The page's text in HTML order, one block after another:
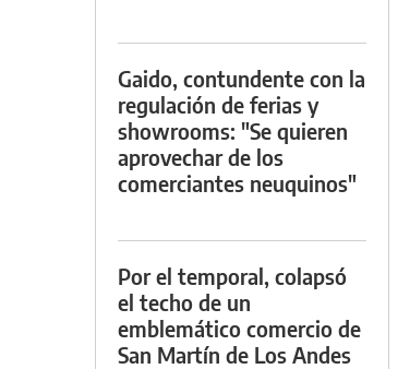
Gaido, contundente con la
regulación de ferias y
showrooms: "Se quieren
aprovechar de los
comerciantes neuquinos"
Por el temporal, colapsó
el techo de un
emblemático comercio de
San Martín de Los Andes